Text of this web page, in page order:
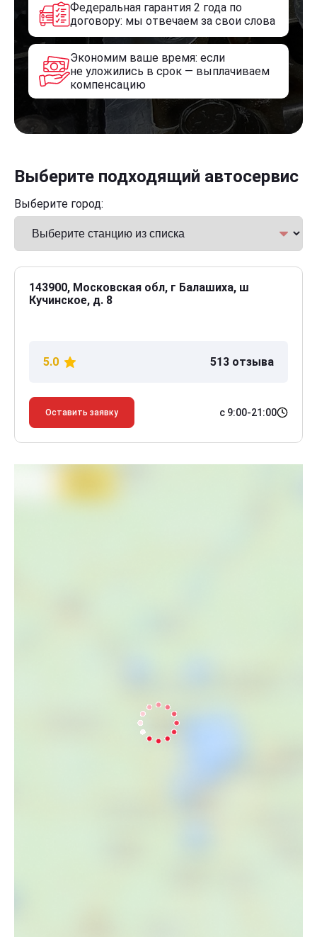
Федеральная гарантия 2 года по
договору: мы отвечаем за свои слова
Экономим ваше время: если
не уложились в срок — выплачиваем
компенсацию
Выберите подходящий автосервис
Выберите город:
143900, Московская обл, г Балашиха, ш
Кучинское, д. 8
5.0 513 отзыва
Оставить заявку с 9:00-21:00